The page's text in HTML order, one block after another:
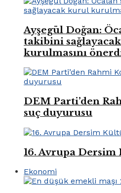
Ayşegül Doğan:
takibini
kurulmasını
DEM Parti’den
suç duyurusu
16. Avrupa
Ekonomi